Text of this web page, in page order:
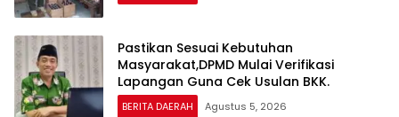
Pastikan Sesuai Kebutuhan
Masyarakat,DPMD Mulai Verifikasi
Lapangan Guna Cek Usulan BKK.
BERITA DAERAH Agustus 5, 2026